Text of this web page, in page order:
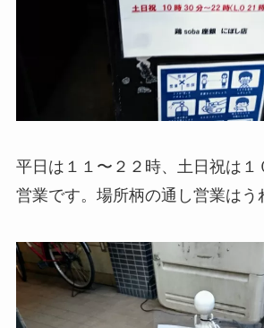
平日は１１〜２２時、土日祝は１
営業です。場所柄の通し営業はう